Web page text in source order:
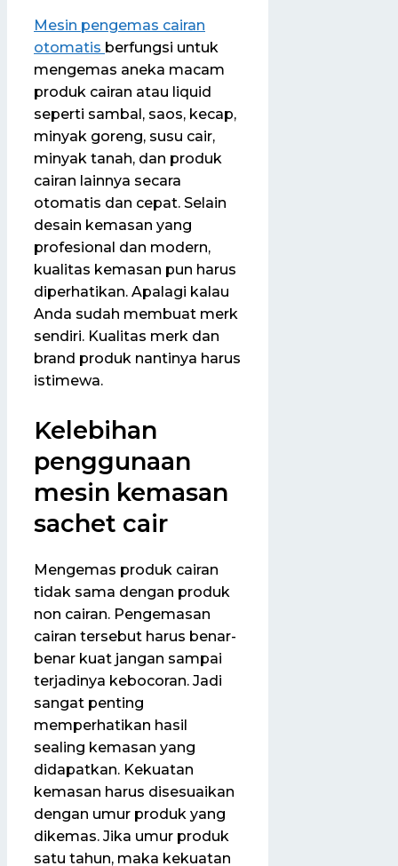
Mesin pengemas cairan
otomatis berfungsi untuk
mengemas aneka macam
produk cairan atau liquid
seperti sambal, saos, kecap,
minyak goreng, susu cair,
minyak tanah, dan produk
cairan lainnya secara
otomatis dan cepat. Selain
desain kemasan yang
profesional dan modern,
kualitas kemasan pun harus
diperhatikan. Apalagi kalau
Anda sudah membuat merk
sendiri. Kualitas merk dan
brand produk nantinya harus
istimewa.
Kelebihan
penggunaan
mesin kemasan
sachet cair
Mengemas produk cairan
tidak sama dengan produk
non cairan. Pengemasan
cairan tersebut harus benar-
benar kuat jangan sampai
terjadinya kebocoran. Jadi
sangat penting
memperhatikan hasil
sealing kemasan yang
didapatkan. Kekuatan
kemasan harus disesuaikan
dengan umur produk yang
dikemas. Jika umur produk
satu tahun, maka kekuatan